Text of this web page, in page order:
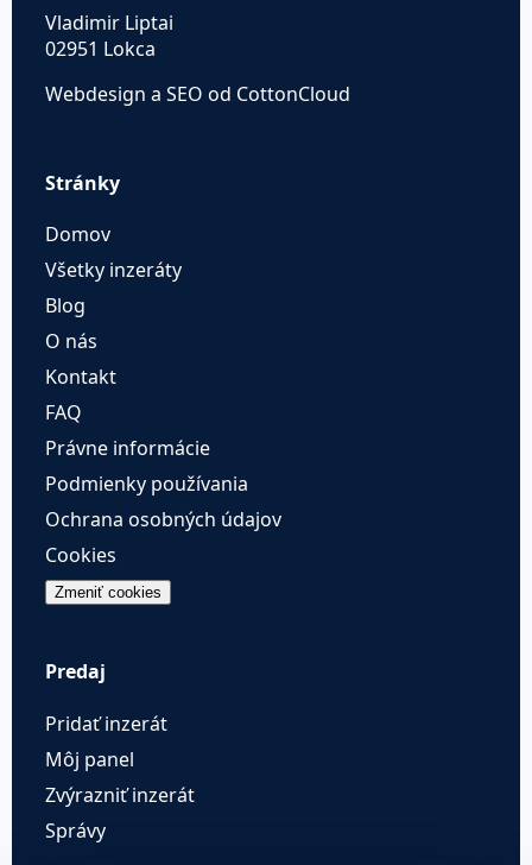
Vladimir Liptai
02951 Lokca
Webdesign a SEO od CottonCloud
Stránky
Domov
Všetky inzeráty
Blog
O nás
Kontakt
FAQ
Právne informácie
Podmienky používania
Ochrana osobných údajov
Cookies
Zmeniť cookies
Predaj
Pridať inzerát
Môj panel
Zvýrazniť inzerát
Správy